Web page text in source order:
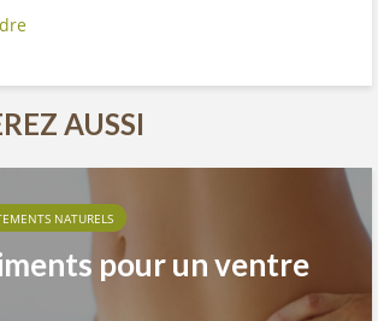
AUSSI
NATURELS
pour un ventre